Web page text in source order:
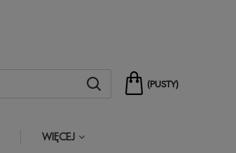
(PUSTY)
WIĘCEJ